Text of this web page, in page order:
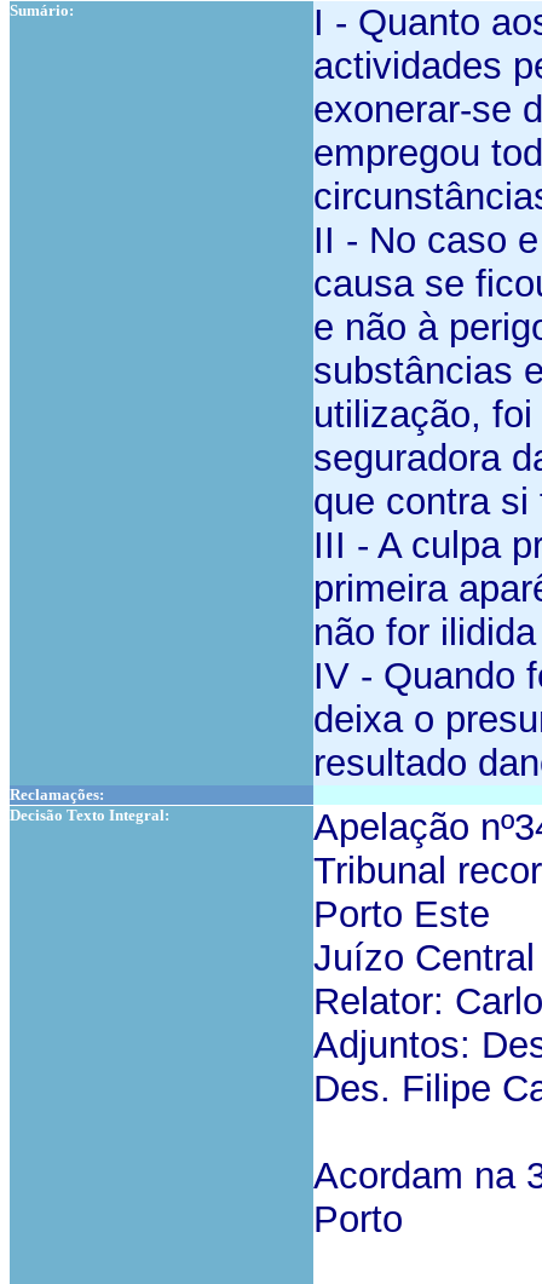
Sumário:
I - Quanto
actividades
exonerar-se
empregou
II - No caso
causa se
e não à
substâncias
utilização,
seguradora
que contra
III - A culpa
primeira
não for
IV - Quando
deixa o
resultado
Reclamações:
Decisão Texto Integral:
Apelação
Tribunal
Porto Este
Juízo
Relator:
Adjuntos:
Des. Filipe
Acordam na
Porto